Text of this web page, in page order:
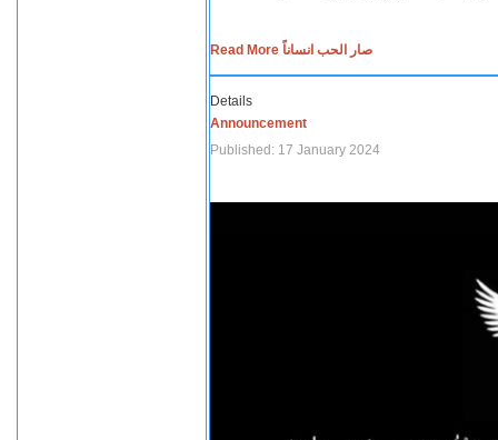
Read More صار الحب انساناً
Details
Announcement
Published: 17 January 2024